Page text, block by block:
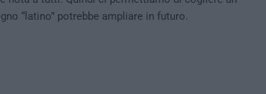
“latino” potrebbe ampliare in futuro.